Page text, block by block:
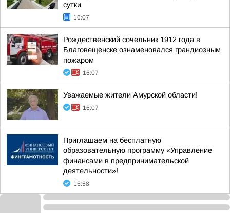
сутки
16:07
Рождественский сочельник 1912 года в
Благовещенске ознаменовался грандиозным
пожаром
16:07
Уважаемые жители Амурской области!
16:07
Приглашаем на бесплатную
образовательную программу «Управление
финансами в предпринимательской
деятельности»!
15:58